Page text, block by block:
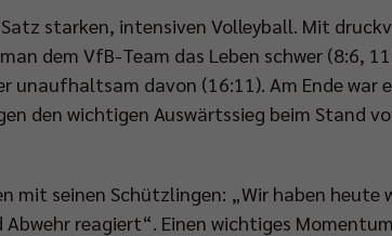
starken, intensiven Volleyball. Mit
dem VfB-Team das Leben schwer (8:6,
unaufhaltsam davon (16:11). Am Ende war
den wichtigen Auswärtssieg beim Stand
mit seinen Schützlingen: „Wir haben heute
reagiert“. Einen wichtiges